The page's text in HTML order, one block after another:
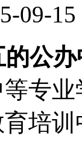
09-15
公
专
培